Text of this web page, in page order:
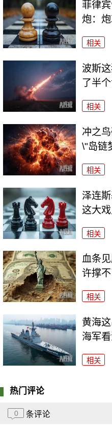
菲律
炮：
相关
波斯
了半
相关
冲之
\"岛链
相关
泽连
这大戏
相关
血条
许撑
相关
黄海
海军
相关
热门评论
0 条评论